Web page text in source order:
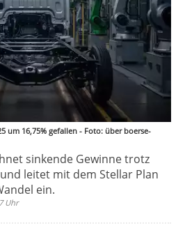
um 16,75% gefallen - Foto: über boerse-
sinkende Gewinne trotz
leitet mit dem Stellar Plan
ein.
Uhr